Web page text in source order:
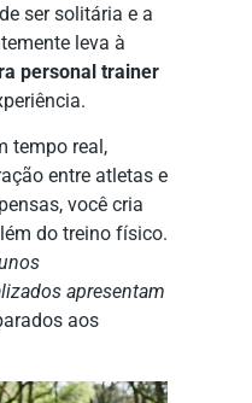
ser solitária e a
leva à
personal trainer
tempo real,
entre atletas e
você cria
do treino físico.
apresentam
aos